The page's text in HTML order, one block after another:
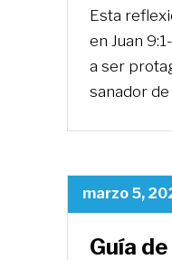
Esta
en Juan
a ser
sanador de
marzo 5,
Guía